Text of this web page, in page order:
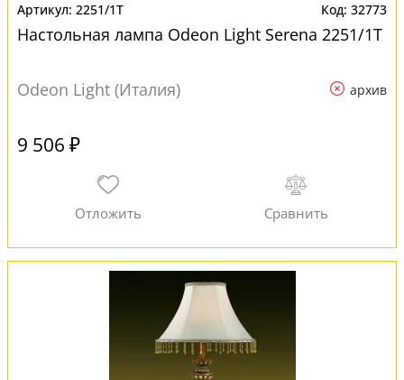
2251/1T 32773
Настольная лампа Odeon Light Serena 2251/1T
Odeon Light (Италия) архив
9 506 ₽